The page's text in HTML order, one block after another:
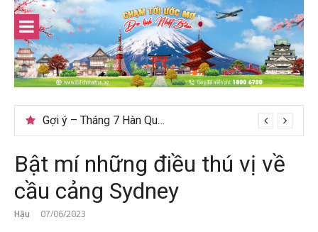
Skip
content
Gợi ý – Tháng 7 Hàn Quốc nên đi đâu, mặc gì đẹp?
Bật mí những điều thú vị về
cầu cảng Sydney
Hậu 07/06/2023